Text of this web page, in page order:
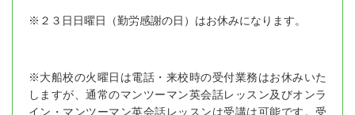
※２３日日曜日（勤労感謝の日）はお休みになります。
※大船校の火曜日は電話・来校時の受付業務はお休みいた
しますが、通常のマンツーマン英会話レッスン及びオンラ
イン・マンツーマン英会話レッスンは受講は可能です。受